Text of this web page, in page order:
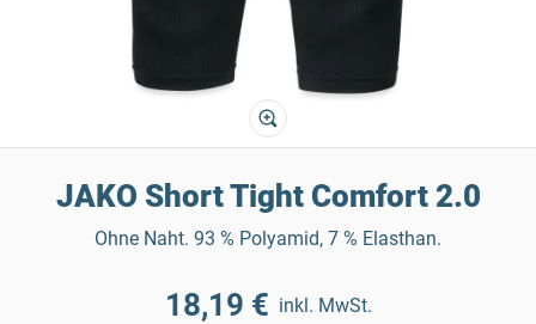
JAKO Short Tight Comfort 2.0
Ohne Naht. 93 % Polyamid, 7 % Elasthan.
18,19 € inkl. MwSt.